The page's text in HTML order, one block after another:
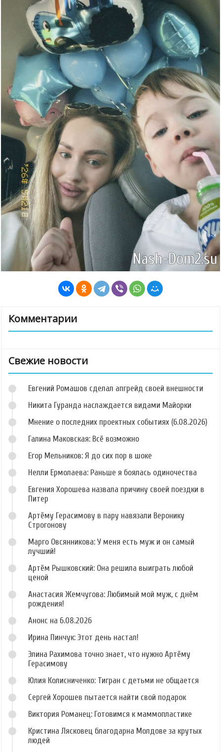
Комментарии
Свежие новости
Евгений Ромашов сделал апгрейд своей внешности
Никита Гуранда наслаждается видами Майорки
Мнение о последних проектных событиях (6.08.2026)
Галина Маковская: Всё возможно
Егор Мельников: Я до сих пор в шоке
Нелли Ермолаева: Раньше я боялась одиночества
Евгения Хорошева назвала причину своей поездки в
Питер
Артёму Герасимову в пару навязали Веронику
Строгонову
Марго Овсянникова: У меня есть муж и он самый
лучший!
Артём Рышковский: Она решила выиграть любой
ценой
Анастасия Жемчугова: Любимый мой муж, с днём
рождения!
Анонс на 6.08.2026
Ирина Пинчук: Этот день настал!
Элина Рахимова точно знает, что нужно Артёму
Герасимову
Юлия Колисниченко: Тигран с детьми не общается
Сергей Хорошев пытается найти свой подарок
Виктория Романец: Готовимся к маммопластике
Кристина Лясковец благодарна Молдове за крутых
людей